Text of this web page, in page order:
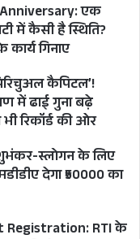
2011 की
या तो
सेवा
संविलीनिकरण
भर्ती का
जानकारी के
भर्तियाँ
का
एक
में कैसी है स्थिति?
गिनाए
कैपिटल’!
में ढाई गुना बढ़े
भी रिकॉर्ड की ओर
स्लोगन के लिए
देगा ₹50000 का
Registration: RTI के